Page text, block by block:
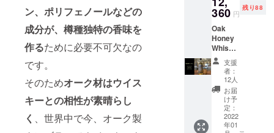
ン、ポリフェノールなどの
成分が、樽種独特の香味を
作るために必要不可欠なの
です。
そのためオーク材はウイス
キーとの相性が素晴らし
く 、世界中で今、オーク製
合、職
人によ
り手作
業で一
つ一つ
加工し
ている
都合
上、一
部の支
援者様
への発
送が遅
テナン
ス用の
ワック
ス
(10ml)
が付属
しま
す。 ※
一般販
売予定
価格
8,700円
より
360 円
残り88
Oak
Honey
Whiske
y
Tumble
r 1個
AMAH
AGAN
Edition
Peated
■Oak
支援
者：
12人
お届
け予
定：
2022
年01